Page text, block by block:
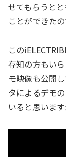
せてもらうと
ことができた
この
存知の方もい
モ映像も公開
タによるデモ
いると思いま